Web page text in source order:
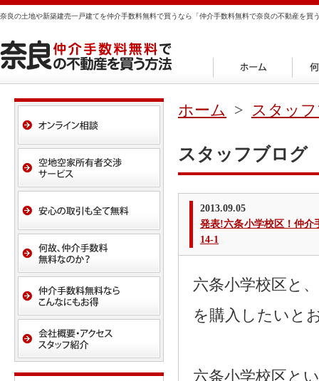
奈良の土地や新築建売一戸建てを仲介手数料無料で買うなら「仲介手数料無料で奈良の不動産を買
ホーム > スタッ
スタッフブログ
2013.09.05
発表!六条小学校区！仲介
14-1
六条小学校区と
を購入したいと
六条小学校区と